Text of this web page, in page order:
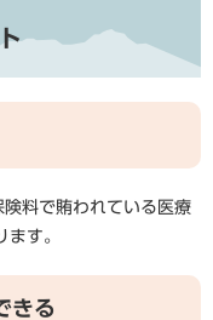
料で賄われている医療
す。
きる